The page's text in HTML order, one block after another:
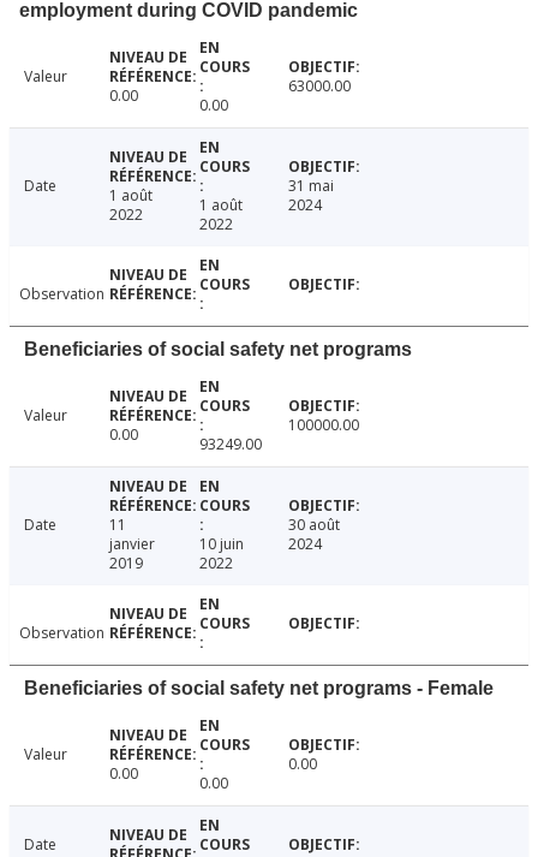
employment during COVID pandemic
Valeur
0.00
0.00
63000.00
Date
1 août
2022
1 août
2022
31 mai
2024
Observation
Beneficiaries of social safety net programs
Valeur
0.00
93249.00
100000.00
Date
11
janvier
2019
10 juin
2022
30 août
2024
Observation
Beneficiaries of social safety net programs - Female
Valeur
0.00
0.00
0.00
Date